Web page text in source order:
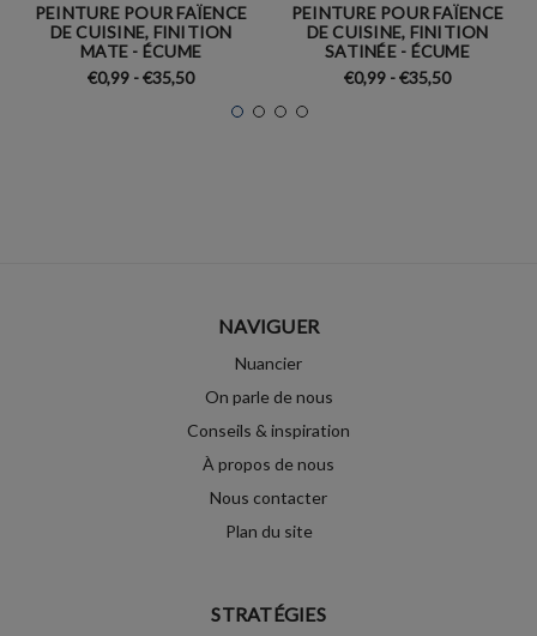
PEINTURE POUR FAÏENCE
DE CUISINE, FINITION
MATE - ÉCUME
€0,99 - €35,50
PEINTURE POUR FAÏENCE
DE CUISINE, FINITION
SATINÉE - ÉCUME
€0,99 - €35,50
NAVIGUER
Nuancier
On parle de nous
Conseils & inspiration
À propos de nous
Nous contacter
Plan du site
STRATÉGIES